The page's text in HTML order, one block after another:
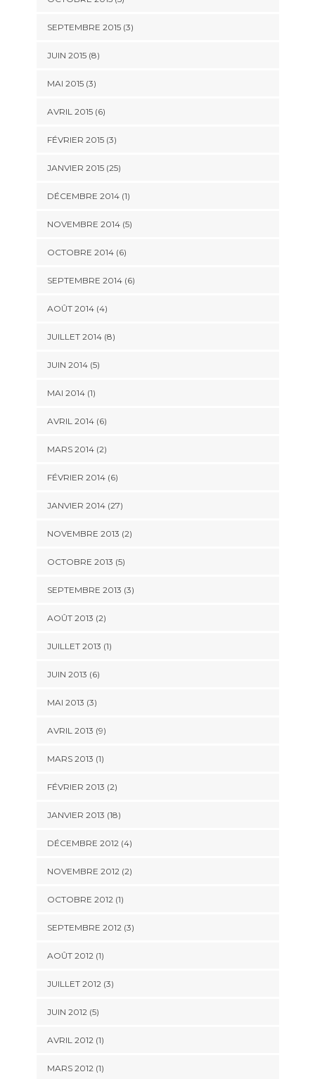
SEPTEMBRE 2015 (3)
JUIN 2015 (8)
MAI 2015 (3)
AVRIL 2015 (6)
FÉVRIER 2015 (3)
JANVIER 2015 (25)
DÉCEMBRE 2014 (1)
NOVEMBRE 2014 (5)
OCTOBRE 2014 (6)
SEPTEMBRE 2014 (6)
AOÛT 2014 (4)
JUILLET 2014 (8)
JUIN 2014 (5)
MAI 2014 (1)
AVRIL 2014 (6)
MARS 2014 (2)
FÉVRIER 2014 (6)
JANVIER 2014 (27)
NOVEMBRE 2013 (2)
OCTOBRE 2013 (5)
SEPTEMBRE 2013 (3)
AOÛT 2013 (2)
JUILLET 2013 (1)
JUIN 2013 (6)
MAI 2013 (3)
AVRIL 2013 (9)
MARS 2013 (1)
FÉVRIER 2013 (2)
JANVIER 2013 (18)
DÉCEMBRE 2012 (4)
NOVEMBRE 2012 (2)
OCTOBRE 2012 (1)
SEPTEMBRE 2012 (3)
AOÛT 2012 (1)
JUILLET 2012 (3)
JUIN 2012 (5)
AVRIL 2012 (1)
MARS 2012 (1)